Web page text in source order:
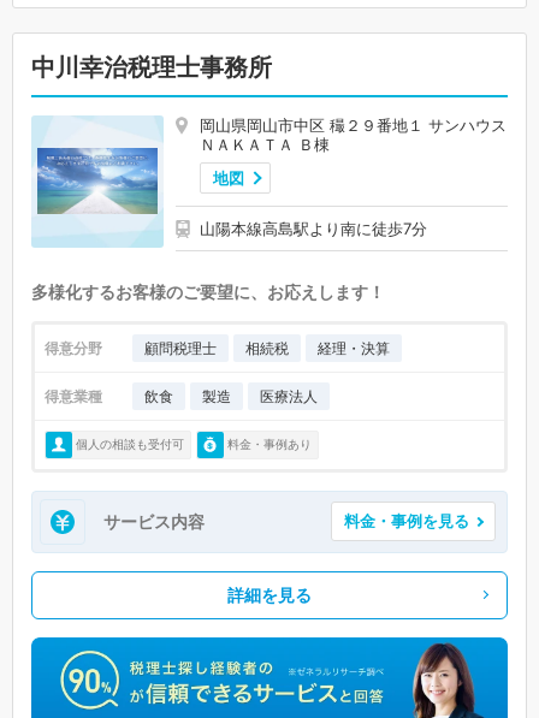
中川幸治税理士事務所
岡山県岡山市中区 穝２９番地１ サンハウス
ＮＡＫＡＴＡ Ｂ棟
地図
山陽本線高島駅より南に徒歩7分
多様化するお客様のご要望に、お応えします！
得意分野 顧問税理士 相続税 経理・決算
得意業種 飲食 製造 医療法人
個人の相談も受付可 料金・事例あり
サービス内容 料金・事例を見る
詳細を見る